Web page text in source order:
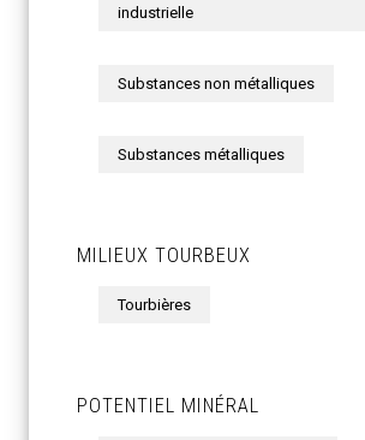
industrielle
Substances non métalliques
Substances métalliques
MILIEUX TOURBEUX
Tourbières
POTENTIEL MINÉRAL